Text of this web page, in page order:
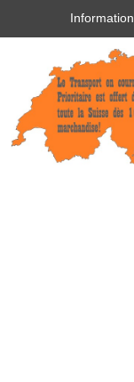
Information